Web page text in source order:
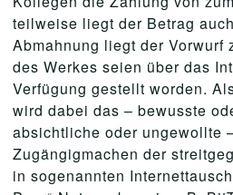
teilweise liegt der Betrag
Abmahnung liegt der Vorwurf
des Werkes seien über das
Verfügung gestellt worden.
wird dabei das – bewusste
absichtliche oder ungewollte
Zugängigmachen der
in sogenannten